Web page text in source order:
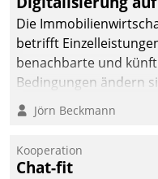
Die
betrifft
benachbarte und
Bedingungen ändern
technisch die
fürs Wachsen öffnen?
Jörn Beckmann
Kooperation
Chat-fit